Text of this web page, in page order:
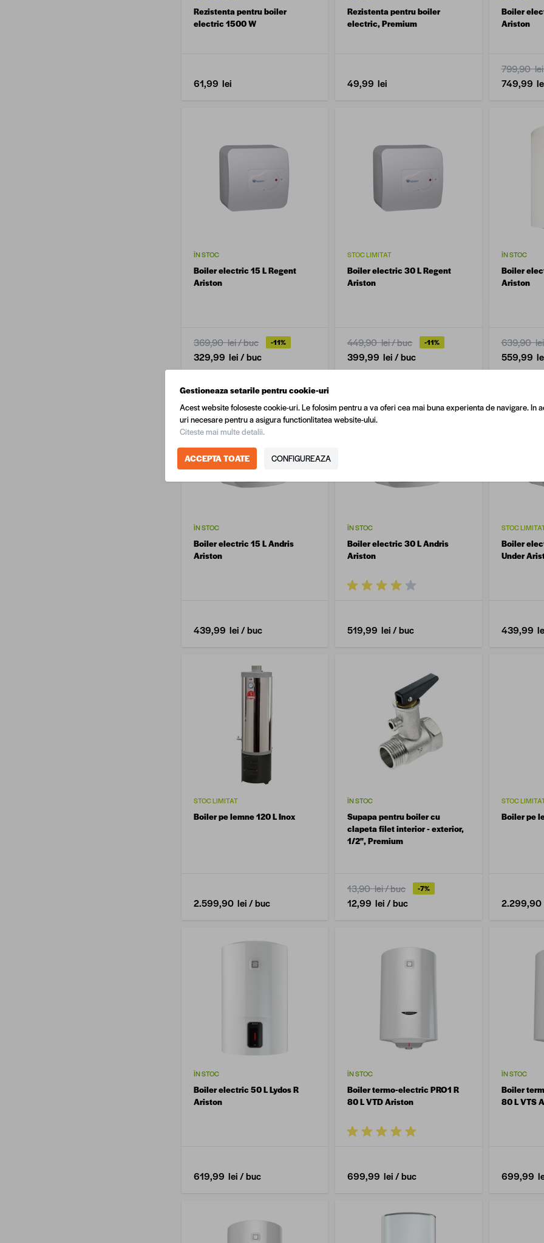
Rezistenta pentru boiler
electric 1500 W
61,99 lei
Rezistenta pentru boiler
electric, Premium
49,99 lei
Boiler
Ariston
799,90 lei
749,99
ÎN STOC
Boiler electric 15 L Regent
Ariston
369,90 lei/ buc -11%
329,99 lei/ buc
STOC LIMITAT
Boiler electric 30 L Regent
Ariston
449,90 lei/ buc -11%
399,99 lei/ buc
ÎN STOC
Boiler
Ariston
639,90 lei
559,99
ÎN STOC
Boiler electric 15 L Andris
Ariston
439,99 lei/ buc
ÎN STOC
Boiler electric 30 L Andris
Ariston
519,99 lei/ buc
STOC
Boiler
Under
439,99
STOC LIMITAT
Boiler pe lemne 120 L Inox
2.599,90 lei/ buc
ÎN STOC
Supapa pentru boiler cu
clapeta filet interior - exterior,
1/2", Premium
13,90 lei/ buc -7%
12,99 lei/ buc
STOC
Boiler pe
2.299,90
ÎN STOC
Boiler electric 50 L Lydos R
Ariston
619,99 lei/ buc
ÎN STOC
Boiler termo-electric PRO1 R
80 L VTD Ariston
699,99 lei/ buc
ÎN STOC
Boiler
80 L VTS
699,99
Gestioneaza setarile pentru cookie-uri
Acest website foloseste cookie-uri. Le folosim pentru a va oferi cea mai buna experienta de navigare. In
uri necesare pentru a asigura functionlitatea website-ului.
Citeste mai multe detalii.
ACCEPTA TOATE CONFIGUREAZA